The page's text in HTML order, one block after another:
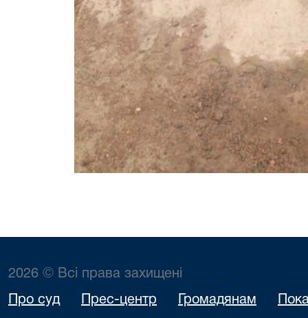
2026 © Всі права захищені
Про суд Прес-центр Громадянам